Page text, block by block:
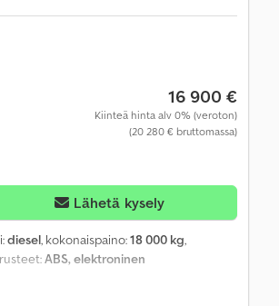
16 900 €
Kiinteä hinta alv 0% (veroton)
(20 280 € bruttomassa)
Lähetä kysely
diesel, kokonaispaino:18 000 kg,
ABS, elektroninen